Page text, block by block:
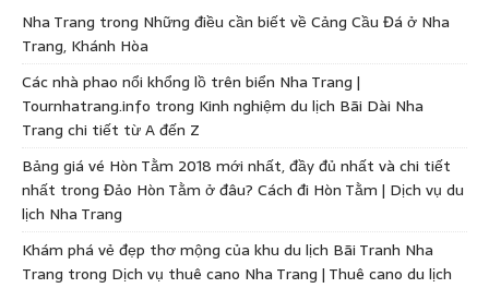
Nha Trang trong Những điều cần biết về Cảng Cầu Đá ở Nha
Trang, Khánh Hòa
Các nhà phao nổi khổng lồ trên biển Nha Trang |
Tournhatrang.info trong Kinh nghiệm du lịch Bãi Dài Nha
Trang chi tiết từ A đến Z
Bảng giá vé Hòn Tằm 2018 mới nhất, đầy đủ nhất và chi tiết
nhất trong Đảo Hòn Tằm ở đâu? Cách đi Hòn Tằm | Dịch vụ du
lịch Nha Trang
Khám phá vẻ đẹp thơ mộng của khu du lịch Bãi Tranh Nha
Trang trong Dịch vụ thuê cano Nha Trang | Thuê cano du lịch